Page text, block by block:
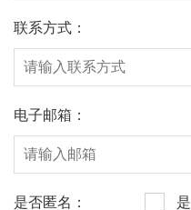
联系方式：
电子邮箱：
是否匿名： 是